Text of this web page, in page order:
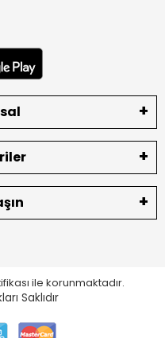
ile korunmaktadır.
Saklıdır